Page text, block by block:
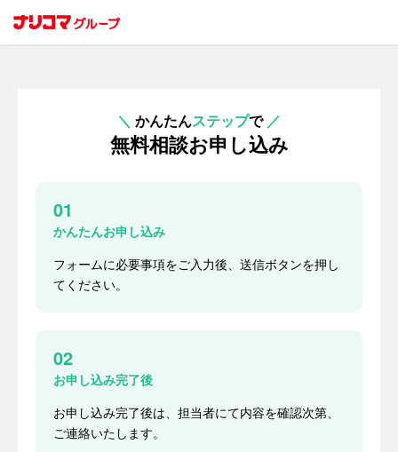
＼ かんたんステップで ／
無料相談お申し込み
01
かんたんお申し込み
フォームに必要事項をご入力後、送信ボタンを押し
てください。
02
お申し込み完了後
お申し込み完了後は、担当者にて内容を確認次第、
ご連絡いたします。